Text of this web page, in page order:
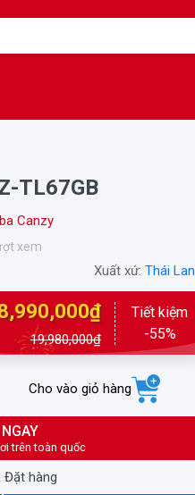
TL67GB
Canzy
xem
Xuất xứ: Thái Lan
19,980,000₫
Tiết kiệm
-55%
Cho vào giỏ hàng
trên toàn quốc
Đặt hàng